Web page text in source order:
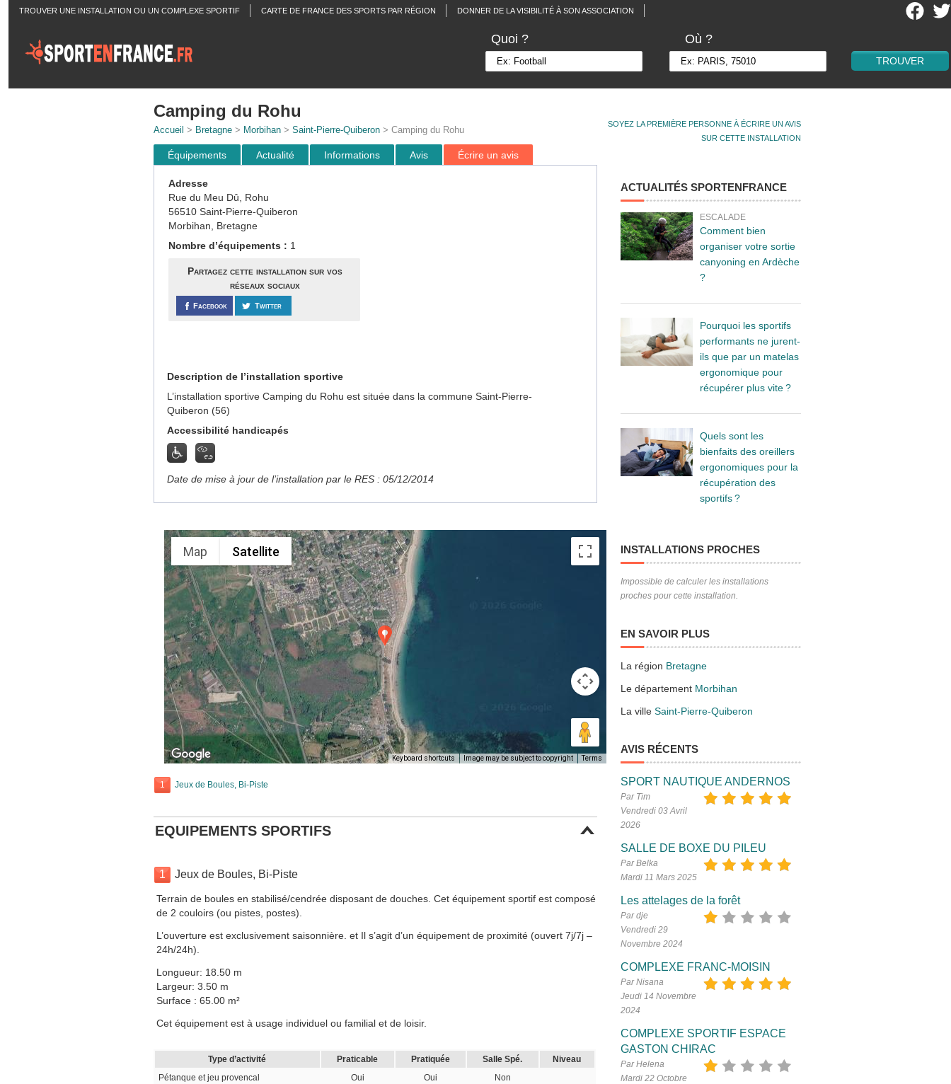
TROUVER UNE INSTALLATION OU UN COMPLEXE SPORTIF CARTE DE FRANCE DES SPORTS PAR RÉGION DONNER DE LA VISIBILITÉ À SON ASSOCIATION
Quoi ? Où ?
SOYEZ LA PREMIÈRE PERSONNE À ÉCRIRE UN AVIS
SUR CETTE INSTALLATION
Camping du Rohu
Accueil > Bretagne> Morbihan> Saint-Pierre-Quiberon> Camping du Rohu
Équipements Actualité Informations Avis Écrire un avis
Adresse
Rue du Meu Dû, Rohu
56510 Saint-Pierre-Quiberon
Morbihan, Bretagne
Nombre d’équipements : 1
Partagez cette installation sur vos
réseaux sociaux
Facebook Twitter
Description de l’installation sportive
L’installation sportive Camping du Rohu est située dans la commune Saint-Pierre-
Quiberon (56)
Accessibilité handicapés
Date de mise à jour de l’installation par le RES : 05/12/2014
Map Satellite
Keyboard shortcuts Image may be subject to copyright Terms
1 Jeux de Boules, Bi-Piste
EQUIPEMENTS SPORTIFS
1 Jeux de Boules, Bi-Piste
Terrain de boules en stabilisé/cendrée disposant de douches. Cet équipement sportif est composé
de 2 couloirs (ou pistes, postes).
L’ouverture est exclusivement saisonnière. et Il s’agit d’un équipement de proximité (ouvert 7j/7j –
24h/24h).
Longueur: 18.50 m
Largeur: 3.50 m
Surface : 65.00 m²
Cet équipement est à usage individuel ou familial et de loisir.
Type d’activité Praticable Pratiquée Salle Spé.
Niveau
Pétanque et jeu provencal
Oui Oui Non
ACTUALITÉS SPORTENFRANCE
ESCALADE
Comment bien
organiser votre sortie
canyoning en Ardèche
?
Pourquoi les sportifs
performants ne jurent-
ils que par un matelas
ergonomique pour
récupérer plus vite ?
Quels sont les
bienfaits des oreillers
ergonomiques pour la
récupération des
sportifs ?
INSTALLATIONS PROCHES
Impossible de calculer les installations
proches pour cette installation.
EN SAVOIR PLUS
La région Bretagne
Le département Morbihan
La ville Saint-Pierre-Quiberon
AVIS RÉCENTS
SPORT NAUTIQUE ANDERNOS
Par Tim
Vendredi 03 Avril
2026
SALLE DE BOXE DU PILEU
Par Belka
Mardi 11 Mars 2025
Les attelages de la forêt
Par dje
Vendredi 29
Novembre 2024
COMPLEXE FRANC-MOISIN
Par Nisana
Jeudi 14 Novembre
2024
COMPLEXE SPORTIF ESPACE
GASTON CHIRAC
Par Helena
Mardi 22 Octobre